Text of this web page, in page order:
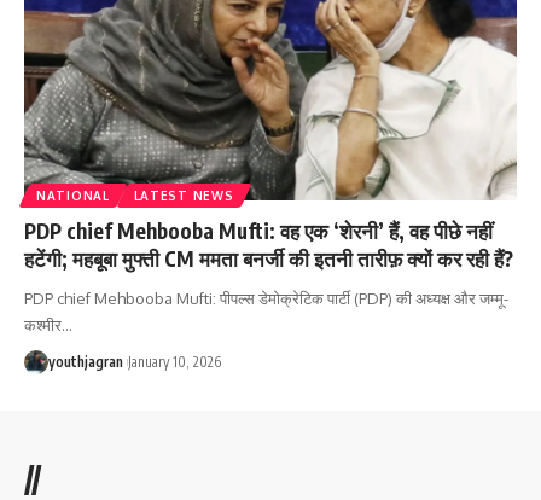
NATIONAL LATEST NEWS
PDP chief Mehbooba Mufti: वह एक ‘शेरनी’ हैं, वह पीछे नहीं
हटेंगी; महबूबा मुफ्ती CM ममता बनर्जी की इतनी तारीफ़ क्यों कर रही हैं?
PDP chief Mehbooba Mufti: पीपल्स डेमोक्रेटिक पार्टी (PDP) की अध्यक्ष और जम्मू-
कश्मीर…
youthjagran January 10, 2026
//